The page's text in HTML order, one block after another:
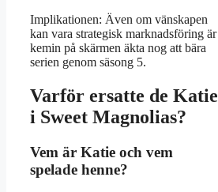
Implikationen: Även om vänskapen
kan vara strategisk marknadsföring är
kemin på skärmen äkta nog att bära
serien genom säsong 5.
Varför ersatte de Katie
i Sweet Magnolias?
Vem är Katie och vem
spelade henne?